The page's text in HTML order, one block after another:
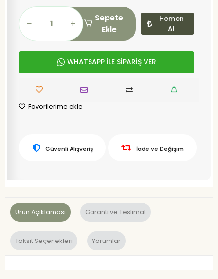
Sepete
Ekle
Hemen
Al
WHATSAPP İLE SİPARİŞ VER
Favorilerime ekle
Güvenli Alışveriş İade ve Değişim
Ürün Açıklaması Garanti ve Teslimat
Taksit Seçenekleri Yorumlar